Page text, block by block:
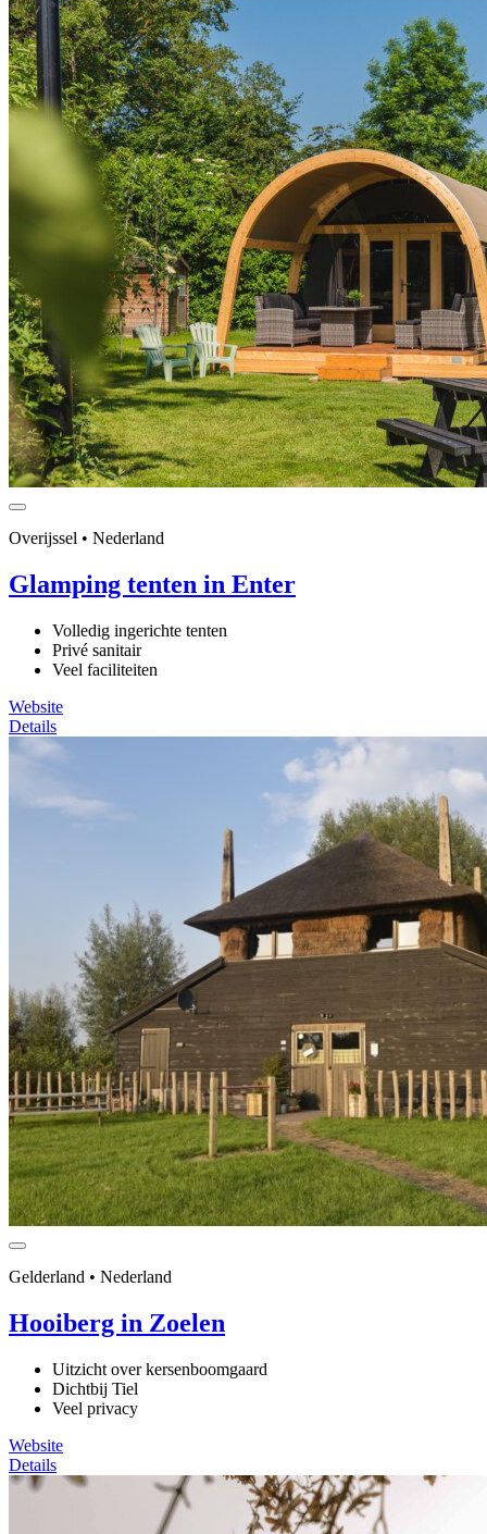
Overijssel • Nederland
Glamping tenten in Enter
Volledig ingerichte tenten
Privé sanitair
Veel faciliteiten
Website
Details
Gelderland • Nederland
Hooiberg in Zoelen
Uitzicht over kersenboomgaard
Dichtbij Tiel
Veel privacy
Website
Details